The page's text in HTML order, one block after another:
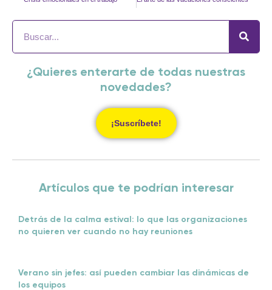
¿Quieres enterarte de todas nuestras
novedades?
¡Suscríbete!
Artículos que te podrían interesar
Detrás de la calma estival: lo que las organizaciones
no quieren ver cuando no hay reuniones
Verano sin jefes: así pueden cambiar las dinámicas de
los equipos